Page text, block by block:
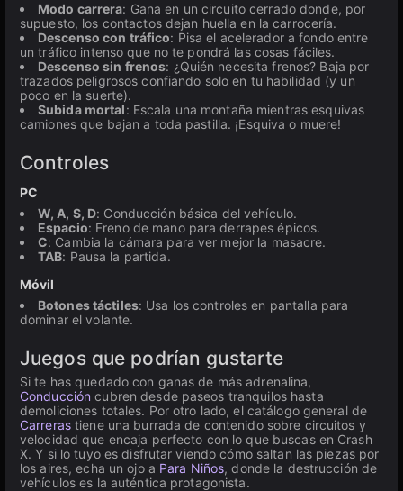
Modo carrera: Gana en un circuito cerrado donde, por
supuesto, los contactos dejan huella en la carrocería.
Descenso con tráfico: Pisa el acelerador a fondo entre
un tráfico intenso que no te pondrá las cosas fáciles.
Descenso sin frenos: ¿Quién necesita frenos? Baja por
trazados peligrosos confiando solo en tu habilidad (y un
poco en la suerte).
Subida mortal: Escala una montaña mientras esquivas
camiones que bajan a toda pastilla. ¡Esquiva o muere!
Controles
PC
W, A, S, D: Conducción básica del vehículo.
Espacio: Freno de mano para derrapes épicos.
C: Cambia la cámara para ver mejor la masacre.
TAB: Pausa la partida.
Móvil
Botones táctiles: Usa los controles en pantalla para
dominar el volante.
Juegos que podrían gustarte
Si te has quedado con ganas de más adrenalina,
Conducción cubren desde paseos tranquilos hasta
demoliciones totales. Por otro lado, el catálogo general de
Carrerastiene una burrada de contenido sobre circuitos y
velocidad que encaja perfecto con lo que buscas en Crash
X. Y si lo tuyo es disfrutar viendo cómo saltan las piezas por
los aires, echa un ojo a Para Niños, donde la destrucción de
vehículos es la auténtica protagonista.